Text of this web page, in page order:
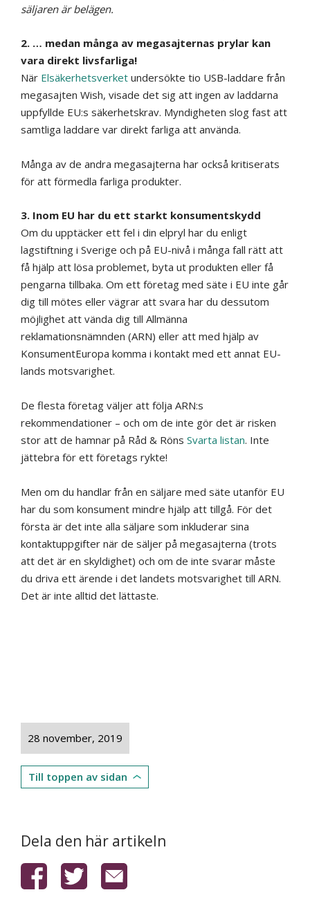
säljaren är belägen.
2. … medan många av megasajternas prylar kan
vara direkt livsfarliga!
När Elsäkerhetsverket undersökte tio USB-laddare från
megasajten Wish, visade det sig att ingen av laddarna
uppfyllde EU:s säkerhetskrav. Myndigheten slog fast att
samtliga laddare var direkt farliga att använda.
Många av de andra megasajterna har också kritiserats
för att förmedla farliga produkter.
3. Inom EU har du ett starkt konsumentskydd
Om du upptäcker ett fel i din elpryl har du enligt
lagstiftning i Sverige och på EU-nivå i många fall rätt att
få hjälp att lösa problemet, byta ut produkten eller få
pengarna tillbaka. Om ett företag med säte i EU inte går
dig till mötes eller vägrar att svara har du dessutom
möjlighet att vända dig till Allmänna
reklamationsnämnden (ARN) eller att med hjälp av
KonsumentEuropa komma i kontakt med ett annat EU-
lands motsvarighet.
De flesta företag väljer att följa ARN:s
rekommendationer – och om de inte gör det är risken
stor att de hamnar på Råd & Röns Svarta listan. Inte
jättebra för ett företags rykte!
Men om du handlar från en säljare med säte utanför EU
har du som konsument mindre hjälp att tillgå. För det
första är det inte alla säljare som inkluderar sina
kontaktuppgifter när de säljer på megasajterna (trots
att det är en skyldighet) och om de inte svarar måste
du driva ett ärende i det landets motsvarighet till ARN.
Det är inte alltid det lättaste.
28 november, 2019
Till toppen av sidan
Dela den här artikeln